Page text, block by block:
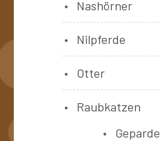
Nashörner
Nilpferde
Otter
Raubkatzen
Geparde